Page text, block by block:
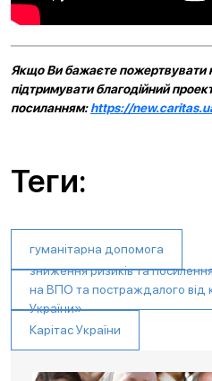
Якщо Ви бажаєте пожертвувати
підтримувати благодійний
посиланням:https://
Теги:
гуманітарна допомога
зниження ризиків та
на ВПО та постраждалого від
України»
Карітас України